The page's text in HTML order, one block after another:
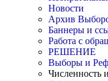
Новости
Архив
Баннеры и
Работа с
РЕШЕНИЕ
Выборы и
Численность